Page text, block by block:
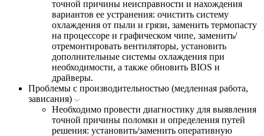
точной причины неисправности и нахождения
вариантов ее устранения: очистить систему
охлаждения от пыли и грязи, заменить термопасту
на процессоре и графическом чипе, заменить/
отремонтировать вентиляторы, установить
дополнительные системы охлаждения при
необходимости, а также обновить BIOS и
драйверы.
Проблемы с производительностью (медленная работа,
зависания)
Необходимо провести диагностику для выявления
точной причины поломки и определения путей
решения: установить/заменить оперативную